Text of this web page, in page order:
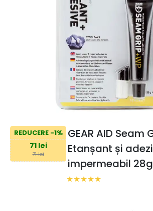
REDUCERE -1%
71 lei
71 lei
GEAR AID Seam
Etanșant și
impermeabil 28g